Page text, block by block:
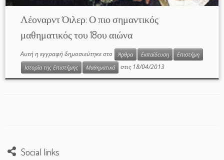
Λέοναρντ Όιλερ: Ο πιο σημαντικός
μαθηματικός του 18ου αιώνα
Αυτή η εγγραφή δημοσιεύτηκε στο Άρθρα Εκπαίδευση
Επιστήμη
Ιστορία της Επιστήμης
Μαθηματικά στις 18/04/2013
Social links